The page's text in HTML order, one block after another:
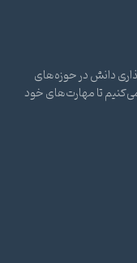
دانش در حوزه‌های
تا مهارت‌های خود